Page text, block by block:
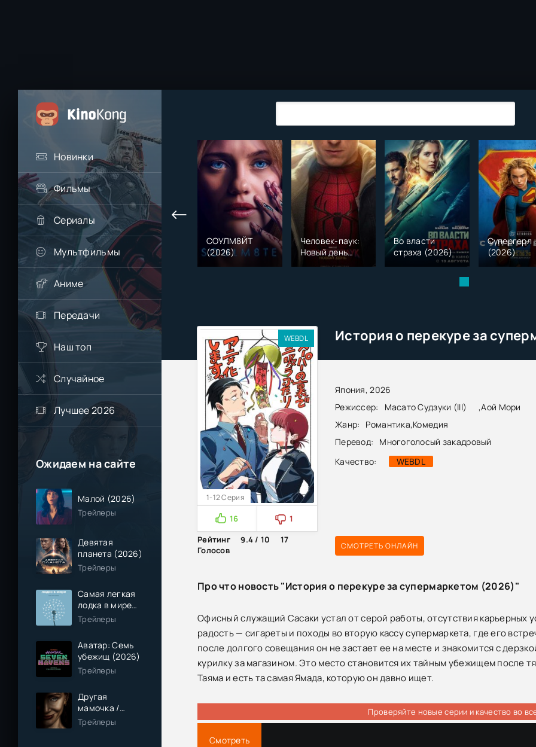
Новинки
Фильмы
Сериалы
Мультфильмы
Аниме
Передачи
Наш топ
Случайное
Лучшее 2026
Ожидаем на сайте
Малой (2026)
Трейлеры
Девятая
планета (2026)
Трейлеры
Самая легкая
лодка в мире
(2026)
Трейлеры
Аватар: Семь
убежищ (2026)
Трейлеры
Другая
мамочка /
Чужая мама
(2026)
Трейлеры
СОУЛМ8ЙТ
(2026)
Человек-паук:
Новый день
(2026)
Во власти
страха (2026)
Супергерл
(2026)
Япония, 2026
Режиссер:
Масато Судзуки (III) ,Аой Мори
Жанр:
Романтика,Комедия
Перевод:
Многоголосый закадровый
Качество:
WEBDL
WEBDL
1-12 Серия
16
1
Рейтинг
9.4 / 10
17
Голосов
СМОТРЕТЬ ОНЛАЙН
Про что новость "История о перекуре за супермаркетом (2026)"
Офисный служащий Сасаки устал от серой работы, отсутствия карьерных
радость — сигареты и походы во вторую кассу супермаркета, где его
после долгого совещания он не застает ее на месте и знакомится с
курилку за магазином. Это место становится их тайным убежищем после
Таяма и есть та самая Ямада, которую он давно ищет.
Проверяйте новые серии и качество во
Смотреть